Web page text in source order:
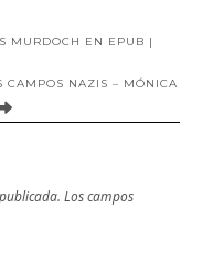
MURDOCH EN EPUB |
CAMPOS NAZIS – MÓNICA
Los campos